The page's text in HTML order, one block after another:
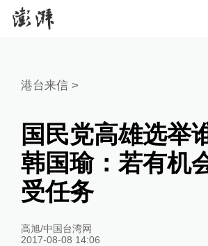
港台来信>
国民党高雄选举
韩国瑜：若有机
受任务
高旭/中国台湾网
2017-08-08 14:06